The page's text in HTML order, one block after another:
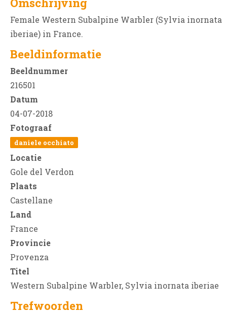
Omschrijving
Female Western Subalpine Warbler (Sylvia inornata
iberiae) in France.
Beeldinformatie
Beeldnummer
216501
Datum
04-07-2018
Fotograaf
daniele occhiato
Locatie
Gole del Verdon
Plaats
Castellane
Land
France
Provincie
Provenza
Titel
Western Subalpine Warbler, Sylvia inornata iberiae
Trefwoorden